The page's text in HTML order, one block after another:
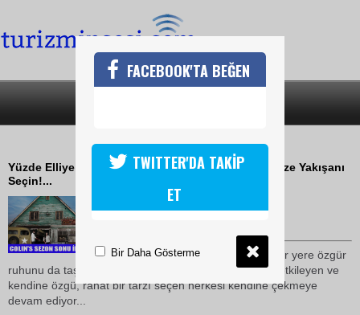
HERKES COLİNSE GİDİYOR
Yüzde Elliye Varan İndirim Fırsatı Sona Ermeden Size Yakışanı
Seçin!...
26 Haziran 2009 / 19:01
Keşfetmek için adım attığı her yere özgür
ruhunu da taşıyan Colin's, pozitif enerjisiyle çevresini etkileyen ve
kendine özgü, rahat bir tarzı seçen herkesi kendine çekmeye
devam ediyor...
FACEBOOK'TA BEĞEN
TWITTER'DA TAKİP
ET
Bir Daha Gösterme